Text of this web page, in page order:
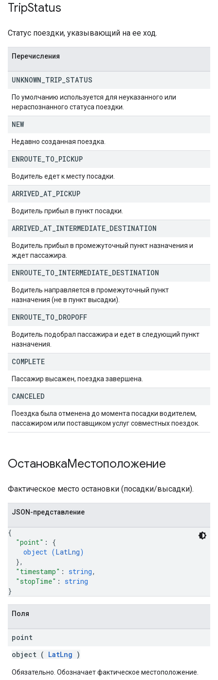
TripStatus
Статус поездки, указывающий на ее ход.
Перечисления
UNKNOWN TRIP STATUS
По умолчанию используется для неуказанного или
нераспознанного статуса поездки.
NEW
Недавно созданная поездка.
ENROUTE TO PICKUP
Водитель едет к месту посадки.
ARRIVED AT PICKUP
Водитель прибыл в пункт посадки.
ARRIVED AT INTERMEDIATE DESTINATION
Водитель прибыл в промежуточный пункт назначения и
ждет пассажира.
ENROUTE TO INTERMEDIATE DESTINATION
Водитель направляется в промежуточный пункт
назначения (не в пункт высадки).
ENROUTE TO DROPOFF
Водитель подобрал пассажира и едет в следующий пункт
назначения.
COMPLETE
Пассажир высажен, поездка завершена.
CANCELED
Поездка была отменена до момента посадки водителем,
пассажиром или поставщиком услуг совместных поездок.
ОстановкаМестоположение
Фактическое место остановки (посадки/высадки).
JSON-представление
{
"point" : {
object (LatLng)
},
"timestamp" : string,
"stopTime" : string
}
Поля
point
object ( LatLng )
Обязательно. Обозначает фактическое местоположение.